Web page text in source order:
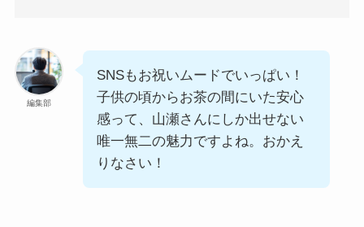
編集部
SNSもお祝いムードでいっぱい！
子供の頃からお茶の間にいた安心
感って、山瀬さんにしか出せない
唯一無二の魅力ですよね。おかえ
りなさい！